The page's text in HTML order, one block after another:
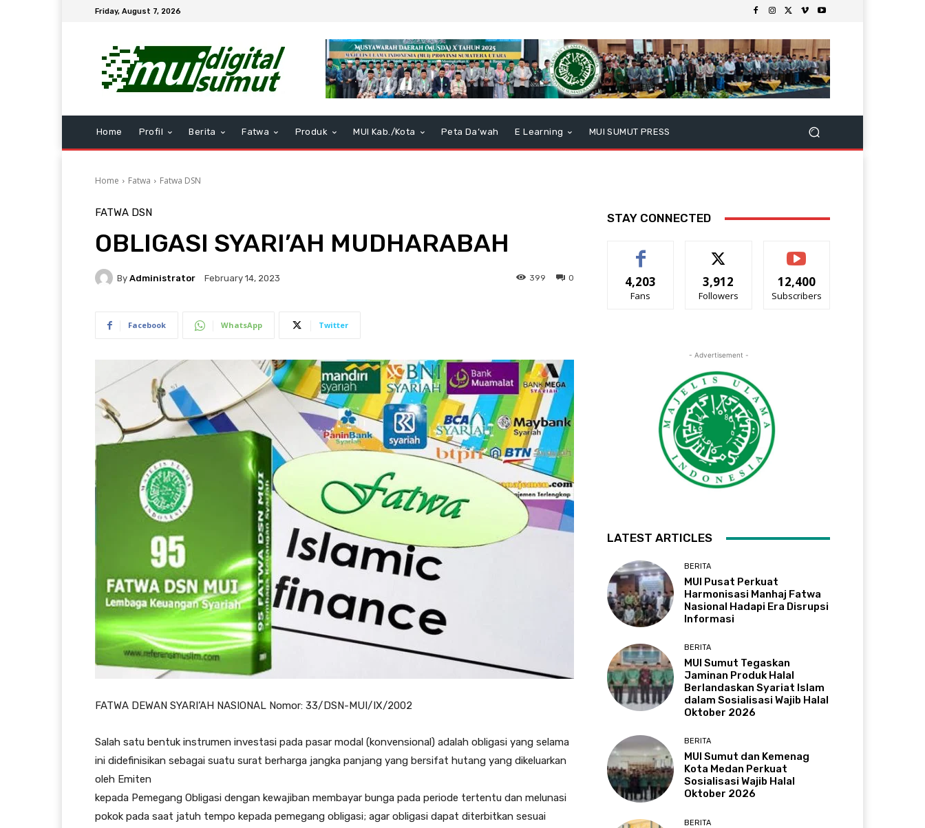
Friday, August 7, 2026
Home Profil Berita Fatwa Produk MUI Kab./Kota Peta Da’wah E Learning MUI SUMUT PRESS
Home Fatwa Fatwa DSN
FATWA DSN
OBLIGASI SYARI’AH MUDHARABAH
By Administrator February 14, 2023 0
399
Facebook WhatsApp Twitter
FATWA DEWAN SYARI’AH NASIONAL Nomor: 33/DSN-MUI/IX/2002
Salah satu bentuk instrumen investasi pada pasar modal (konvensional) adalah obligasi yang selama
ini didefinisikan sebagai suatu surat berharga jangka panjang yang bersifat hutang yang dikeluarkan
oleh Emiten
kepada Pemegang Obligasi dengan kewajiban membayar bunga pada periode tertentu dan melunasi
pokok pada saat jatuh tempo kepada pemegang obligasi; agar obligasi dapat diterbitkan sesuai
STAY CONNECTED
4,203
Fans
3,912
Followers
12,400
Subscribers
- Advertisement -
LATEST ARTICLES
BERITA
MUI Pusat Perkuat
Harmonisasi Manhaj Fatwa
Nasional Hadapi Era Disrupsi
Informasi
BERITA
MUI Sumut Tegaskan
Jaminan Produk Halal
Berlandaskan Syariat Islam
dalam Sosialisasi Wajib Halal
Oktober 2026
BERITA
MUI Sumut dan Kemenag
Kota Medan Perkuat
Sosialisasi Wajib Halal
Oktober 2026
BERITA